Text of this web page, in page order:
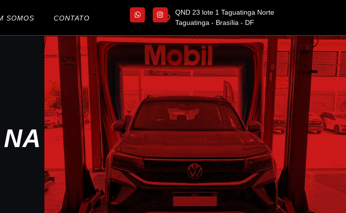
SOMOS CONTATO
QND 23 lote 1 Taguatinga Norte
Taguatinga - Brasília - DF